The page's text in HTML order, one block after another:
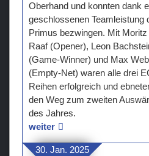
Oberhand und konnten dank
geschlossenen Teamleistung
Primus bezwingen. Mit Moritz
Raaf (Opener), Leon
(Game-Winner) und Max
(Empty-Net) waren alle drei
Reihen erfolgreich und
den Weg zum zweiten
des Jahres.
weiter
30. Jan. 2025